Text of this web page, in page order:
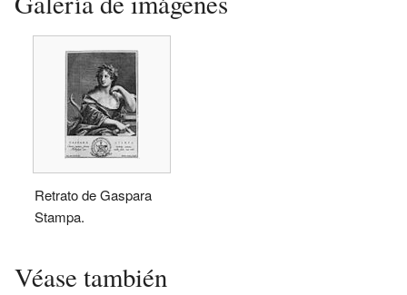
Retrato de Gaspara
Stampa.
Véase también